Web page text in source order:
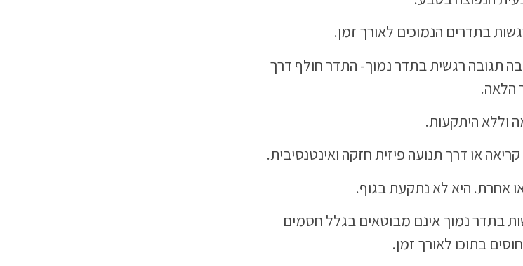
בתדרים הנמוכים לאורך זמן.
בה תגובה רגשית בתדר נמוך- התדר חולף דרך
הלאה.
וללא היתקעות.
או דרך תנועה פיזית חזקה ואינטנסיבית.
אחרת. היא לא נתקעת בגוף.
בתדר נמוך אינם מבוטאים בגלל חסמים
בתוכו לאורך זמן.